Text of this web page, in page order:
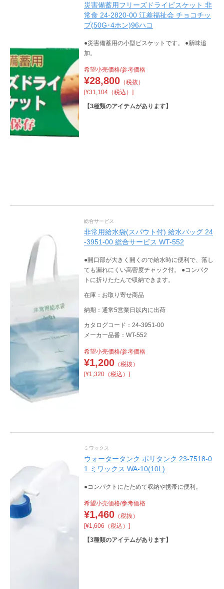
災害備蓄用フリーズドライビスケット 非
常食 24-2820-00 江差福祉会 チョコチッ
プ(50G･4ホン)96ハコ
●災害備蓄用の小型ビスケットです。 ●新味追
加。
希望小売価格/参考価格
¥28,800（税抜）
[¥31,104（税込）]
【3種類のアイテムがあります】
総合サービス
非常用給水袋(スパウト付) 給水バッグ 24
-3951-00 総合サービス WT-552
●開口部が大きく開くので給水時に便利で、落し
ても漏れにくい高密度チャック付。 ●コンパク
トに折りたたんで収納できます。
在庫：お取り寄せ商品
納期：通常5営業日以内に出荷
カタログコード：24-3951-00
メーカー品番：WT-552
希望小売価格/参考価格
¥1,200（税抜）
[¥1,320（税込）]
ミワックス
ウォータータンク ポリタンク 23-7518-0
1 ミワックス WA-10(10L)
●コンパクトにたためて収納や携帯に便利。
希望小売価格/参考価格
¥1,460（税抜）
[¥1,606（税込）]
【3種類のアイテムがあります】